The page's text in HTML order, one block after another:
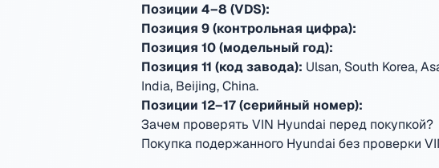
Позиции 4–8 (VDS):
Позиция 9 (контрольная цифра):
Позиция 10 (модельный год):
Позиция 11 (код завода): Ulsan, South Korea,
India, Beijing, China.
Позиции 12–17 (серийный номер):
Зачем проверять VIN Hyundai перед покупкой?
Покупка подержанного Hyundai без проверки